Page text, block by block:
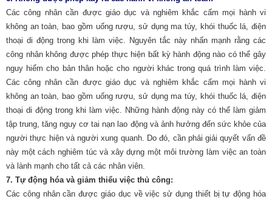
Các công nhân cần được giáo dục và nghiêm khắc cấm mọi hành vi
không an toàn, bao gồm uống rượu, sử dụng ma túy, khói thuốc lá, điện
thoại di động trong khi làm việc. Nguyên tắc này nhấn mạnh rằng các
công nhân không được phép thực hiện bất kỳ hành động nào có thể gây
nguy hiểm cho bản thân hoặc cho người khác trong quá trình làm việc.
Các công nhân cần được giáo dục và nghiêm khắc cấm mọi hành vi
không an toàn, bao gồm uống rượu, sử dụng ma túy, khói thuốc lá, điện
thoại di động trong khi làm việc. Những hành động này có thể làm giảm
tập trung, tăng nguy cơ tai nạn lao động và ảnh hưởng đến sức khỏe của
người thực hiện và người xung quanh. Do đó, cần phải giải quyết vấn đề
này một cách nghiêm túc và xây dựng một môi trường làm việc an toàn
và lành mạnh cho tất cả các nhân viên.
7. Tự động hóa và giảm thiểu việc thủ công:
Các công nhân cần được giáo dục về việc sử dụng thiết bị tự động hóa